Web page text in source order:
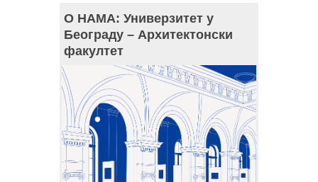
О НАМА: Универзитет у
Београду – Архитектонски
факултет